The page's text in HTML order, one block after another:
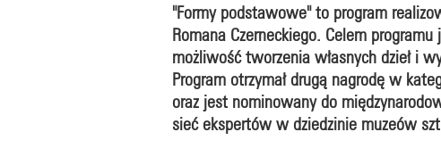
"Formy podstawowe" to program
Romana Czerneckiego. Celem
możliwość tworzenia własnych dzieł i
Program otrzymał drugą nagrodę w
oraz jest nominowany do
sieć ekspertów w dziedzinie muzeów